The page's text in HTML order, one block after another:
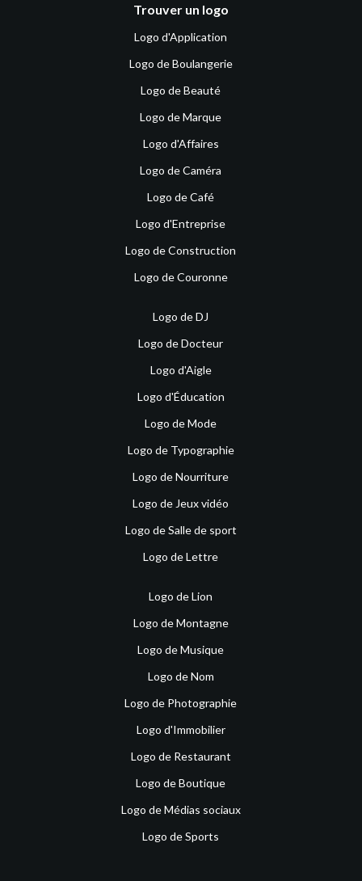
Trouver un logo
Logo d'Application
Logo de Boulangerie
Logo de Beauté
Logo de Marque
Logo d'Affaires
Logo de Caméra
Logo de Café
Logo d'Entreprise
Logo de Construction
Logo de Couronne
Logo de DJ
Logo de Docteur
Logo d'Aigle
Logo d'Éducation
Logo de Mode
Logo de Typographie
Logo de Nourriture
Logo de Jeux vidéo
Logo de Salle de sport
Logo de Lettre
Logo de Lion
Logo de Montagne
Logo de Musique
Logo de Nom
Logo de Photographie
Logo d'Immobilier
Logo de Restaurant
Logo de Boutique
Logo de Médias sociaux
Logo de Sports